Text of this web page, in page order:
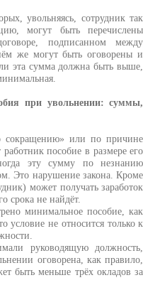
увольняясь, сотрудник так
могут быть перечислены
подписанном между
же могут быть оговорены и
эта сумма должна быть выше,
при увольнении: суммы,
сокращению» или по причине
пособие в размере его
эту сумму по незнанию
Это нарушение закона. Кроме
может получать заработок
срока не найдёт.
минимальное пособие, как
условие не относится только к
руководящую должность,
оговорена, как правило,
быть меньше трёх окладов за